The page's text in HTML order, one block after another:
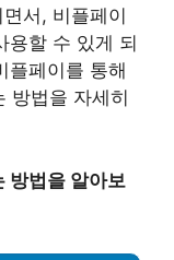
서, 비플페이
용할 수 있게 되
플페이를 통해
방법을 자세히
방법을 알아보